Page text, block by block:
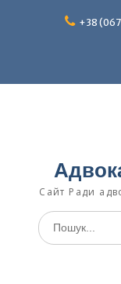
+38
Сайт Ради
Шукати: